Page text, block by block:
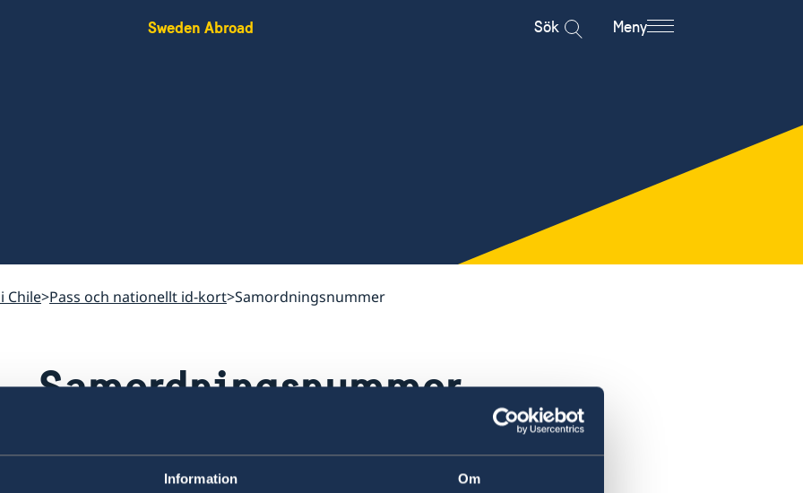
Information Om
Sweden Abroad Sök Meny
Chile Pass och nationellt id-kort Samordningsnummer
Samordningsnummer
Ett samordningsnummer blir automatiskt inaktivt vart femte år.